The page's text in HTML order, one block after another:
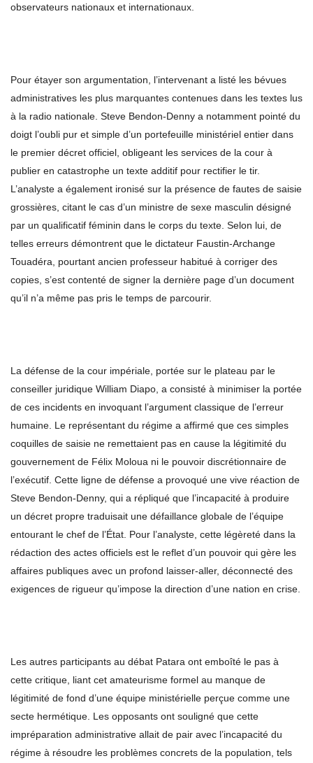
observateurs nationaux et internationaux.
Pour étayer son argumentation, l’intervenant a listé les bévues
administratives les plus marquantes contenues dans les textes lus
à la radio nationale. Steve Bendon-Denny a notamment pointé du
doigt l’oubli pur et simple d’un portefeuille ministériel entier dans
le premier décret officiel, obligeant les services de la cour à
publier en catastrophe un texte additif pour rectifier le tir.
L’analyste a également ironisé sur la présence de fautes de saisie
grossières, citant le cas d’un ministre de sexe masculin désigné
par un qualificatif féminin dans le corps du texte. Selon lui, de
telles erreurs démontrent que le dictateur Faustin-Archange
Touadéra, pourtant ancien professeur habitué à corriger des
copies, s’est contenté de signer la dernière page d’un document
qu’il n’a même pas pris le temps de parcourir.
La défense de la cour impériale, portée sur le plateau par le
conseiller juridique William Diapo, a consisté à minimiser la portée
de ces incidents en invoquant l’argument classique de l’erreur
humaine. Le représentant du régime a affirmé que ces simples
coquilles de saisie ne remettaient pas en cause la légitimité du
gouvernement de Félix Moloua ni le pouvoir discrétionnaire de
l’exécutif. Cette ligne de défense a provoqué une vive réaction de
Steve Bendon-Denny, qui a répliqué que l’incapacité à produire
un décret propre traduisait une défaillance globale de l’équipe
entourant le chef de l’État. Pour l’analyste, cette légèreté dans la
rédaction des actes officiels est le reflet d’un pouvoir qui gère les
affaires publiques avec un profond laisser-aller, déconnecté des
exigences de rigueur qu’impose la direction d’une nation en crise.
Les autres participants au débat Patara ont emboîté le pas à
cette critique, liant cet amateurisme formel au manque de
légitimité de fond d’une équipe ministérielle perçue comme une
secte hermétique. Les opposants ont souligné que cette
impréparation administrative allait de pair avec l’incapacité du
régime à résoudre les problèmes concrets de la population, tels